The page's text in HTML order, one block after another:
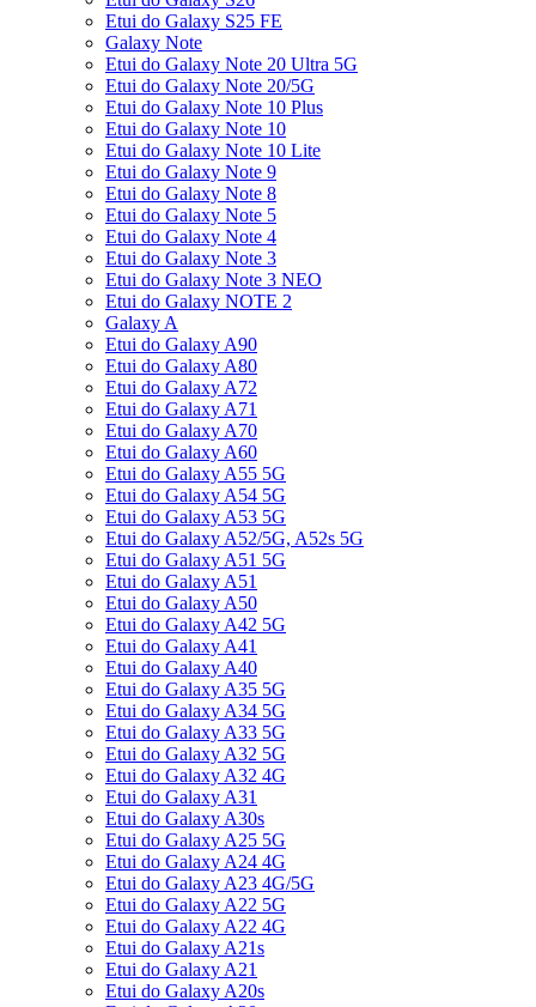
Etui do Galaxy S25 FE
Galaxy Note
Etui do Galaxy Note 20 Ultra 5G
Etui do Galaxy Note 20/5G
Etui do Galaxy Note 10 Plus
Etui do Galaxy Note 10
Etui do Galaxy Note 10 Lite
Etui do Galaxy Note 9
Etui do Galaxy Note 8
Etui do Galaxy Note 5
Etui do Galaxy Note 4
Etui do Galaxy Note 3
Etui do Galaxy Note 3 NEO
Etui do Galaxy NOTE 2
Galaxy A
Etui do Galaxy A90
Etui do Galaxy A80
Etui do Galaxy A72
Etui do Galaxy A71
Etui do Galaxy A70
Etui do Galaxy A60
Etui do Galaxy A55 5G
Etui do Galaxy A54 5G
Etui do Galaxy A53 5G
Etui do Galaxy A52/5G, A52s 5G
Etui do Galaxy A51 5G
Etui do Galaxy A51
Etui do Galaxy A50
Etui do Galaxy A42 5G
Etui do Galaxy A41
Etui do Galaxy A40
Etui do Galaxy A35 5G
Etui do Galaxy A34 5G
Etui do Galaxy A33 5G
Etui do Galaxy A32 5G
Etui do Galaxy A32 4G
Etui do Galaxy A31
Etui do Galaxy A30s
Etui do Galaxy A25 5G
Etui do Galaxy A24 4G
Etui do Galaxy A23 4G/5G
Etui do Galaxy A22 5G
Etui do Galaxy A22 4G
Etui do Galaxy A21s
Etui do Galaxy A21
Etui do Galaxy A20s